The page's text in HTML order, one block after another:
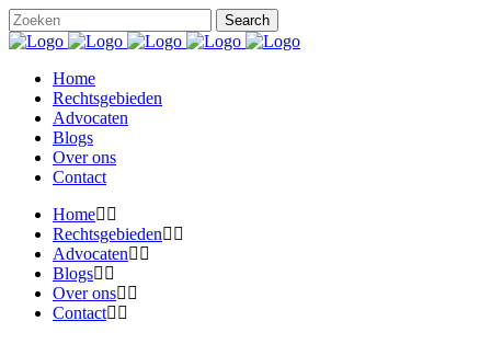
Home
Rechtsgebieden
Advocaten
Blogs
Over ons
Contact
Home
Rechtsgebieden
Advocaten
Blogs
Over ons
Contact